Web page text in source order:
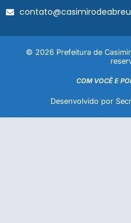
© 2026 Prefeitura de
COM VOCÊ E
Desenvolvido por